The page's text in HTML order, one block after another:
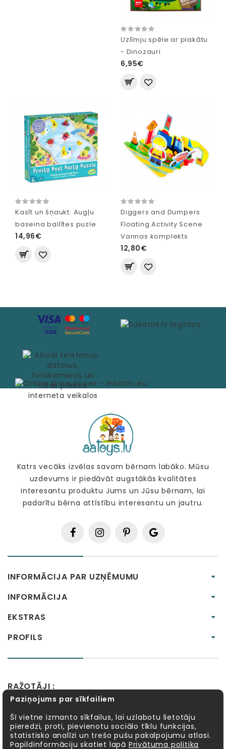
Uzlīmju spēle ar plakātu
- Dinozauri
6,95€
Kasīt un šņaukt: Augļu
baseina ballītes puzle
14,96€
Diggers and Dumpers
Floating Activity Scene
Vannas komplekts
12,80€
Katrs vecāks izvēlas savam bērnam labāko. Mūsu
uzdevums ir piedāvāt augstākās kvalitātes
interesantu produktu Jums un Jūsu bērnam, lai
padarītu bērna attīstību interesantu un jautru.
INFORMĀCIJA PAR UZŅĒMUMU
INFORMĀCIJA
EKSTRAS
PROFILS
RAŽOTĀJI :
Alexander Toys APLI kids
Fat Brain Toys
Goula KOSMOS
Lucy&Leo
Meadow Kids
MELI MillaMinis
Mindware
Möbi
PlayGo Quercetti Sentosphère
Paziņojums par sīkfailiem
Šī vietne izmanto sīkfailus, lai uzlabotu lietotāju
pieredzi, proti, pievienotu sociālo tīklu funkcijas,
statistisko analīzi un trešo pušu pakalpojumu atlasi.
Papildinformāciju skatiet lapā Privātuma politika